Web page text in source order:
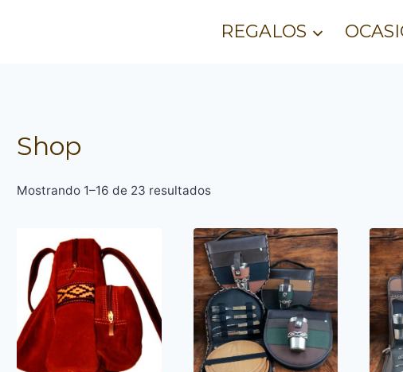
REGALOS
Shop
Mostrando 1–16 de 23 resultadosOrdenado
precio:
bajo
a
alto